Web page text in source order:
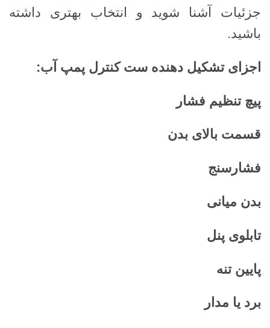
جزئیات آشنا شوید و انتخاب بهتری داشته
باشید.
اجزای تشکیل دهنده ست کنترل پمپ آب:
پیچ تنظیم فشار
قسمت بالای بدن
فشارسنج
بدن میانی
تابلوی پنل
پایین تنه
برد یا مدار